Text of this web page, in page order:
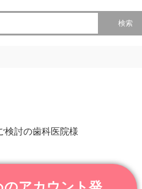
検索
検討の歯科医院様